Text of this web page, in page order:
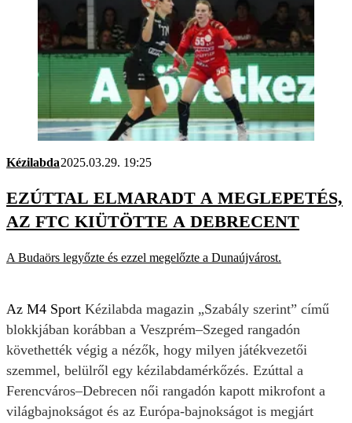
Kézilabda2025.03.29. 19:25
EZÚTTAL ELMARADT A MEGLEPETÉS,
AZ FTC KIÜTÖTTE A DEBRECENT
A Budaörs legyőzte és ezzel megelőzte a Dunaújvárost.
Az M4 Sport Kézilabda magazin „Szabály szerint” című
blokkjában korábban a Veszprém–Szeged rangadón
követhették végig a nézők, hogy milyen játékvezetői
szemmel, belülről egy kézilabdamérkőzés. Ezúttal a
Ferencváros–Debrecen női rangadón kapott mikrofont a
világbajnokságot és az Európa-bajnokságot is megjárt